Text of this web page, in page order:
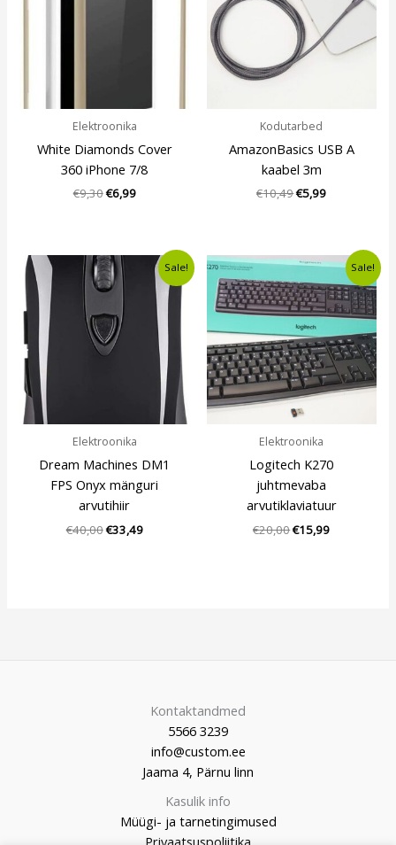
Elektroonika
White Diamonds Cover
360 iPhone 7/8
€9,30€6,99
Kodutarbed
AmazonBasics USB A
kaabel 3m
€10,49€5,99
Sale!
Elektroonika
Dream Machines DM1
FPS Onyx mänguri
arvutihiir
€40,00
Algne
hind
oli:
€40,00.
€33,49
Current
price
€33,49.
Sale!
Elektroonika
Logitech K270
juhtmevaba
arvutiklaviatuur
€20,00
Algne
oli:
€20,00.
€15,99
Current
price
is:
€15,99.
Kontaktandmed
5566 3239
info@custom.ee
Jaama 4, Pärnu linn
Kasulik info
Müügi- ja tarnetingimused
Privaatsuspoliitika